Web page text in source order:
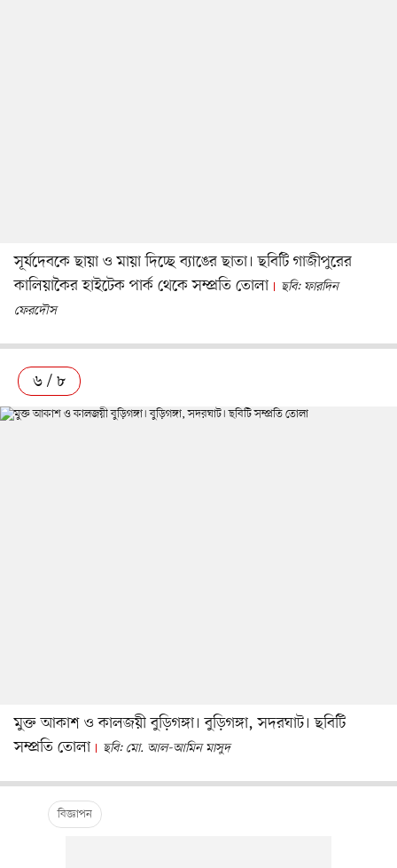
সূর্যদেবকে ছায়া ও মায়া দিচ্ছে ব্যাঙের ছাতা। ছবিটি গাজীপুরের
কালিয়াকৈর হাইটেক পার্ক থেকে সম্প্রতি তোলা
ছবি: ফারদিন
ফেরদৌস
৬ / ৮
মুক্ত আকাশ ও কালজয়ী বুড়িগঙ্গা। বুড়িগঙ্গা, সদরঘাট। ছবিটি
সম্প্রতি তোলা
ছবি: মো. আল-আমিন মাসুদ